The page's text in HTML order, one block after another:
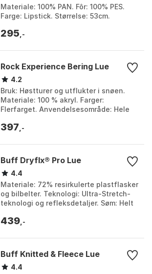
Materiale: 100% PAN. Fôr: 100% PES.
Farge: Lipstick. Størrelse: 53cm.
295 ,-
Rock Experience Bering Lue
4.2
Bruk: Høstturer og utflukter i snøen.
Materiale: 100 % akryl. Farger:
Flerfarget. Anvendelsesområde: Hele
multicolor. Stør...
397 ,-
Buff Dryflx® Pro Lue
4.4
Materiale: 72% resirkulerte plastflasker
og bilbelter. Teknologi: Ultra-Stretch-
teknologi og refleksdetaljer. Søm: Helt
Vaskeanvisnin...
439 ,-
Buff Knitted & Fleece Lue
4.4